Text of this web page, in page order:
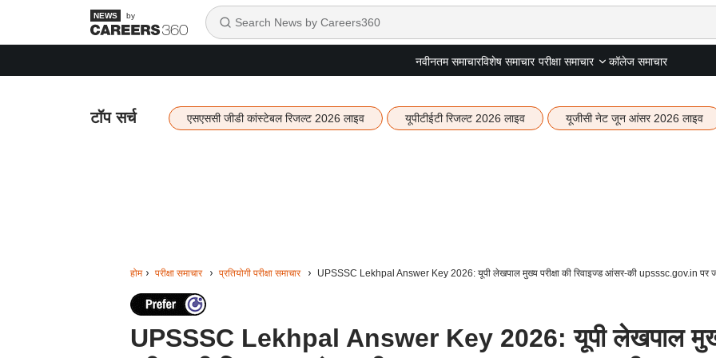
by
नवीनतम समाचारविशेष समाचार परीक्षा समाचार कॉलेज समाचार
टॉप सर्च एसएससी जीडी कांस्टेबल रिजल्ट 2026 लाइव यूपीटीईटी रिजल्ट 2026 लाइव यूजीसी नेट जून आंसर 2026 लाइव
होम परीक्षा समाचार प्रतियोगी परीक्षा समाचार UPSSSC Lekhpal Answer Key 2026: यूपी लेखपाल मुख्य परीक्षा की रिवाइज्ड आंसर-की upsssc.gov.in पर
UPSSSC Lekhpal Answer Key 2026: यूपी लेखपाल